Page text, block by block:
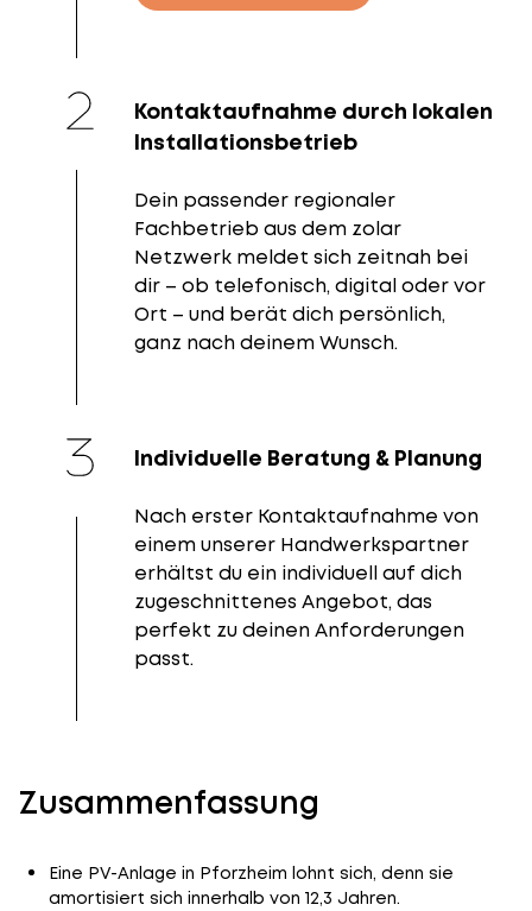
Kontaktaufnahme durch lokalen
Installationsbetrieb
Dein passender regionaler
Fachbetrieb aus dem zolar
Netzwerk meldet sich zeitnah bei
dir – ob telefonisch, digital oder vor
Ort – und berät dich persönlich,
ganz nach deinem Wunsch.
Individuelle Beratung & Planung
Nach erster Kontaktaufnahme von
einem unserer Handwerkspartner
erhältst du ein individuell auf dich
zugeschnittenes Angebot, das
perfekt zu deinen Anforderungen
passt.
Zusammenfassung
Eine PV-Anlage in Pforzheim lohnt sich, denn sie
amortisiert sich innerhalb von 12,3 Jahren.